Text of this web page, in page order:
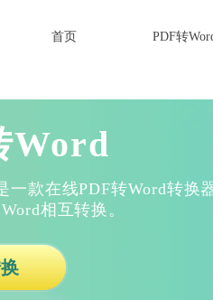
首页 PDF转
Word
一款在线PDF转Word转换
相互转换。